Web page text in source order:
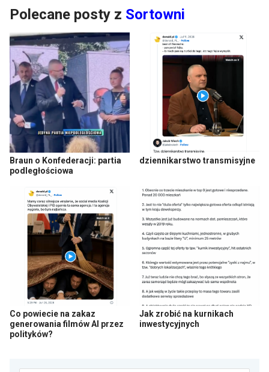
Polecane posty z Sortowni
Braun o Konfederacji: partia
podległościowa
dziennikarstwo transmisyjne
Co powiecie na zakaz
generowania filmów AI przez
polityków?
Jak zrobić na kurnikach
inwestycyjnych